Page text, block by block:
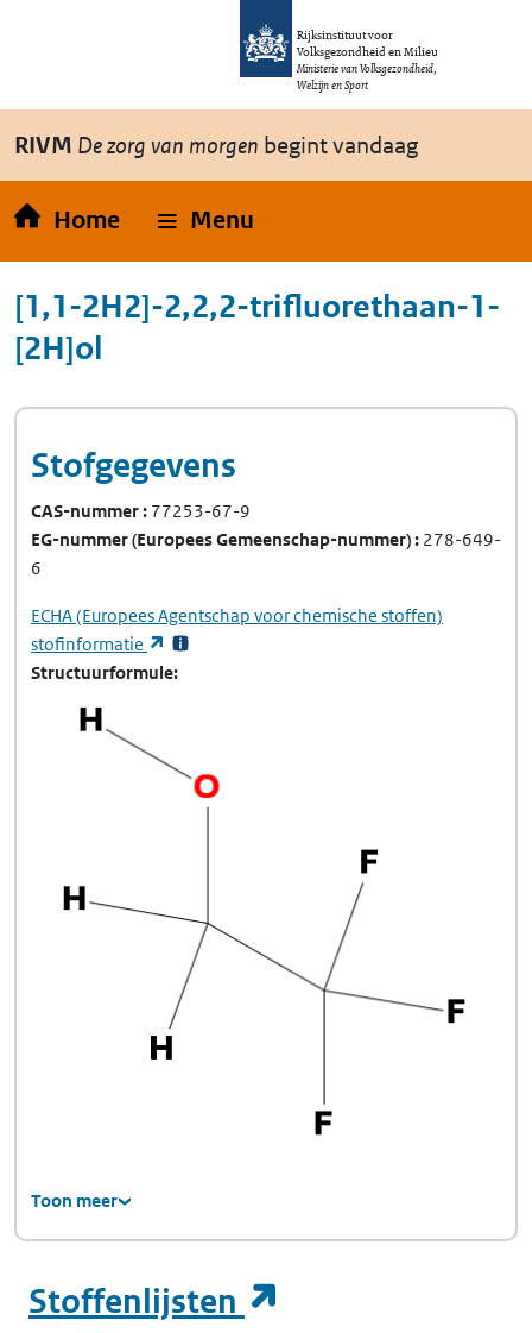
Overslaan en naar de inhoud gaan
Rijksinstituut voor
Volksgezondheid en Milieu
Ministerie van Volksgezondheid,
Welzijn en Sport
RIVM De zorg van morgen begint vandaag
Home Menu
[1,1-2H2]-2,2,2-trifluorethaan-1-
[2H]ol
Stofgegevens
CAS-nummer 77253-67-9
EG-nummer(Europees Gemeenschap-nummer) 278-649-
6
ECHA(Europees Agentschap voor chemische stoffen)
stofinformatie
(opent in een nieuw tabblad)
Structuurformule
Toon meer
Stoffenlijsten